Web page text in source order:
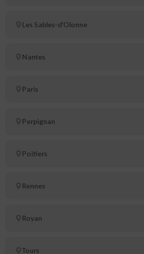
Les Sables-d'Olonne
Nantes
Paris
Perpignan
Poitiers
Rennes
Royan
Tours